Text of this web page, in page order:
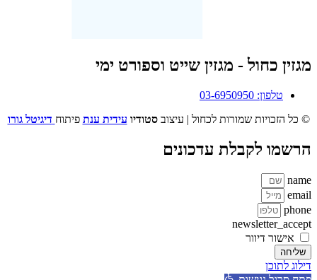
מגזין כחול - מגזין שייט וספורט ימי
טלפון: 03-6950950
© כל הזכויות שמורות לכחול | עיצובסטודיו עידית ענת פיתוח דיגיטל גורו
הרשמו לקבלת עדכונים
name
email
phone
newsletter_accept
אישור דיוור
שליחה
דילוג לתוכן